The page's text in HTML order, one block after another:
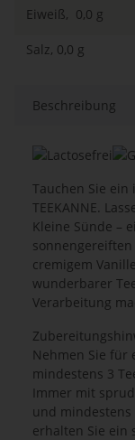
Eiweiß, 0,0 g
Salz, 0,0 g
Beschreibung
Tauchen Sie ein
TEEKANNE.
Kleine Sünde –
cremigem
wunderbarer
Verarbeitung
Nehmen Sie für
mindestens 3
Immer mit
und
erhalten Sie ein